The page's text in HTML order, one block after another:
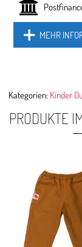
MEHR
Kategorien: Kinder
PRODUKTE